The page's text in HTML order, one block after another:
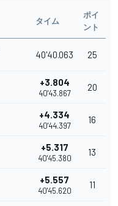
タイム
ポイ
ント
40'40.063 25
+3.804
40'43.867
20
+4.334
40'44.397
16
+5.317
40'45.380
13
+5.557
40'45.620
11